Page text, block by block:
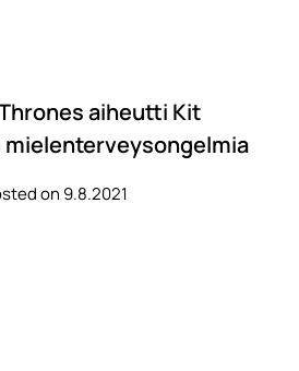
aiheutti Kit
on 9.8.2021